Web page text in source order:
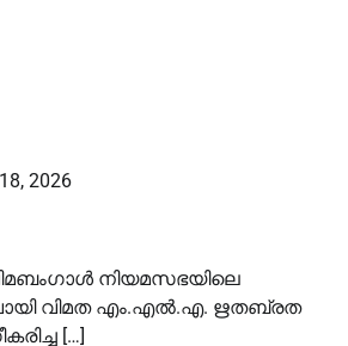
2026
നിയമസഭയിലെ
വിമത എം.എൽ.എ. ഋതബ്രത
[…]